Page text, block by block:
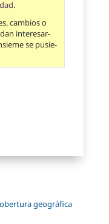
.
cam­bi­os o
in­te­re­sar­
se pu­sie­
geográfica